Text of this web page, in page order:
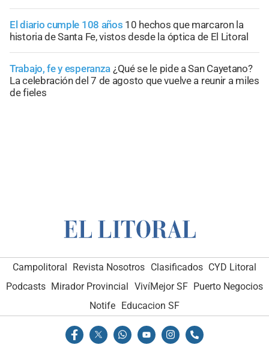
El diario cumple 108 años 10 hechos que marcaron la
historia de Santa Fe, vistos desde la óptica de El Litoral
Trabajo, fe y esperanza ¿Qué se le pide a San Cayetano?
La celebración del 7 de agosto que vuelve a reunir a miles
de fieles
Campolitoral Revista Nosotros Clasificados CYD Litoral
Podcasts Mirador Provincial VivíMejor SF Puerto Negocios
Notife Educacion SF